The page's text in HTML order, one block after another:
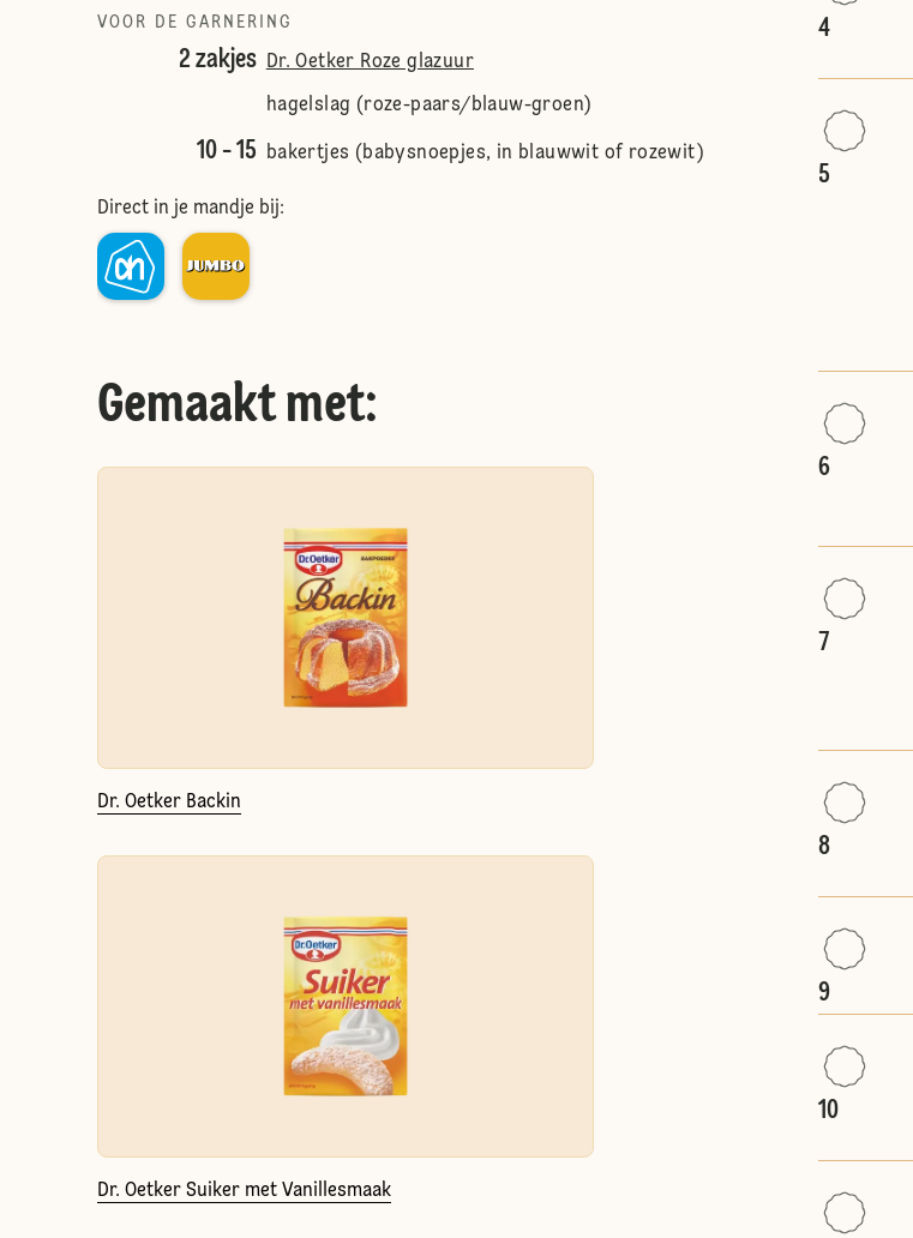
VOOR DE GARNERING
2 zakjes Dr. Oetker Roze glazuur
hagelslag (roze-paars/blauw-groen)
10 - 15 bakertjes (babysnoepjes, in blauwwit of rozewit)
Direct in je mandje bij:
Gemaakt met:
Dr. Oetker Backin
Dr. Oetker Suiker met Vanillesmaak
4
5
6
7
8
9
10